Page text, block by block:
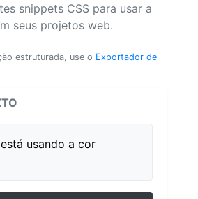
snippets CSS para usar a
seus projetos web.
estruturada, use o Exportador de
usando a cor